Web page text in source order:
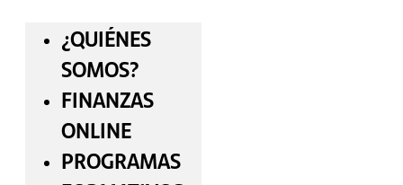
¿QUIÉNES
SOMOS?
FINANZAS
ONLINE
PROGRAMAS